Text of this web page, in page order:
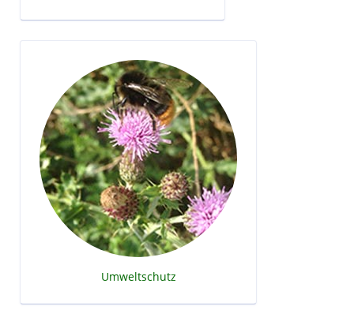
Umweltschutz